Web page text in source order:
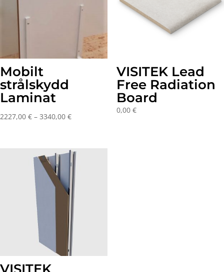
Mobilt
strålskydd
Laminat
2227,00 € – 3340,00 €Price
through
3340,00 €
VISITEK Lead
Free Radiation
Board
0,00 €